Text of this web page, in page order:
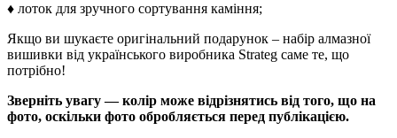
♦ лоток для зручного сортування каміння;
Якщо ви шукаєте оригінальний подарунок – набір алмазної
вишивки від українського виробника Strateg саме те, що
потрібно!
Зверніть увагу — колір може відрізнятись від того, що на
фото, оскільки фото обробляється перед публікацією.